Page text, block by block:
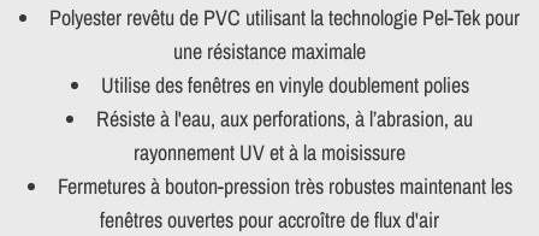
Polyester revêtu de PVC utilisant la technologie Pel-Tek pour
une résistance maximale
Utilise des fenêtres en vinyle doublement polies
Résiste à l'eau, aux perforations, à l’abrasion, au
rayonnement UV et à la moisissure
Fermetures à bouton-pression très robustes maintenant les
fenêtres ouvertes pour accroître de flux d'air